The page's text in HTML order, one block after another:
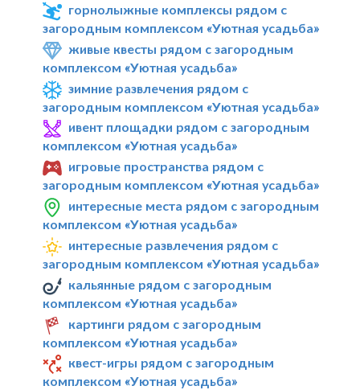
горнолыжные комплексы рядом с
загородным комплексом «Уютная усадьба»
живые квесты рядом с загородным
комплексом «Уютная усадьба»
зимние развлечения рядом с
загородным комплексом «Уютная усадьба»
ивент площадки рядом с загородным
комплексом «Уютная усадьба»
игровые пространства рядом с
загородным комплексом «Уютная усадьба»
интересные места рядом с загородным
комплексом «Уютная усадьба»
интересные развлечения рядом с
загородным комплексом «Уютная усадьба»
кальянные рядом с загородным
комплексом «Уютная усадьба»
картинги рядом с загородным
комплексом «Уютная усадьба»
квест-игры рядом с загородным
комплексом «Уютная усадьба»